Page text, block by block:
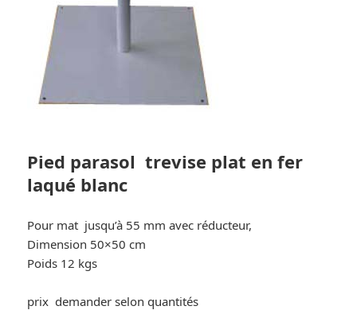
Pied parasol trevise plat en fer
laqué blanc
Pour mat jusqu’à 55 mm avec réducteur,
Dimension 50×50 cm
Poids 12 kgs
prix demander selon quantités